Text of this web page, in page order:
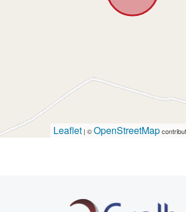
Leaflet | ©OpenStreetMap